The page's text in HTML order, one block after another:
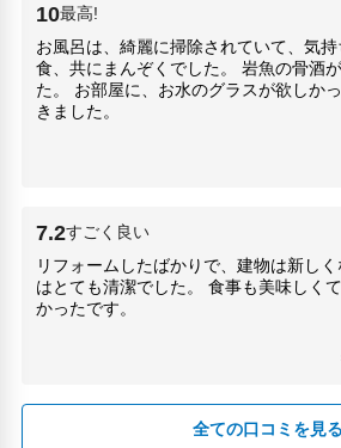
10最高!
お風呂は、綺麗に掃除されていて、気
食、共にまんぞくでした。 岩魚の骨酒
た。 お部屋に、お水のグラスが欲しか
きました。
7.2すごく良い
リフォームしたばかりで、建物は新し
はとても清潔でした。 食事も美味しく
かったです。
全ての口コミを見る